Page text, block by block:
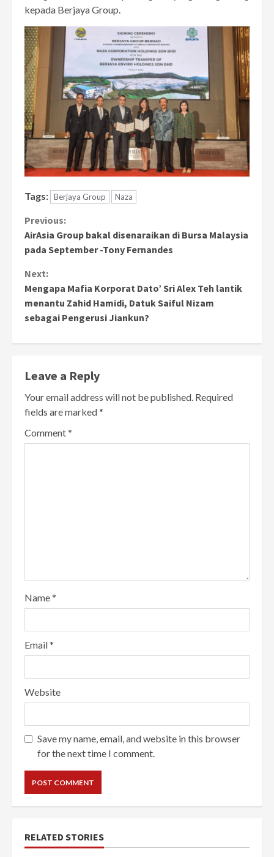
kepada Berjaya Group.
Tags: Berjaya Group Naza
Continue
Reading
Previous:
AirAsia Group bakal disenaraikan di Bursa Malaysia
pada September -Tony Fernandes
Next:
Mengapa Mafia Korporat Dato’ Sri Alex Teh lantik
menantu Zahid Hamidi, Datuk Saiful Nizam
sebagai Pengerusi Jiankun?
Leave a Reply
Your email address will not be published. Required
fields are marked*
Comment*
Name*
Email*
Website
Save my name, email, and website in this browser
for the next time I comment.
RELATED STORIES